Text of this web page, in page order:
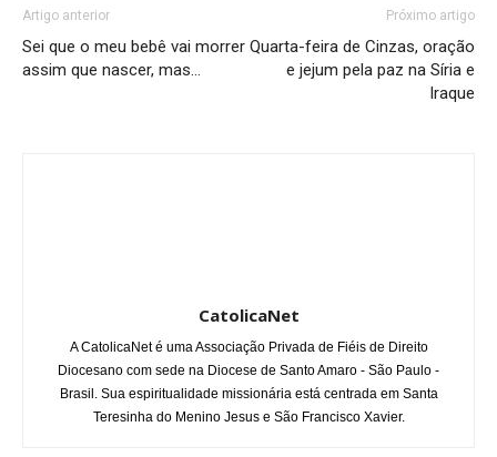
Artigo anterior
Sei que o meu bebê vai morrer
assim que nascer, mas…
Próximo artigo
Quarta-feira de Cinzas, oração
e jejum pela paz na Síria e
Iraque
CatolicaNet
A CatolicaNet é uma Associação Privada de Fiéis de Direito
Diocesano com sede na Diocese de Santo Amaro - São Paulo -
Brasil. Sua espiritualidade missionária está centrada em Santa
Teresinha do Menino Jesus e São Francisco Xavier.